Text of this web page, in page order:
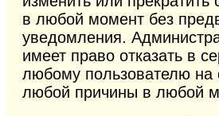
в любой момент без
уведомления.
имеет право отказать в
любому пользователю на
любой причины в любой